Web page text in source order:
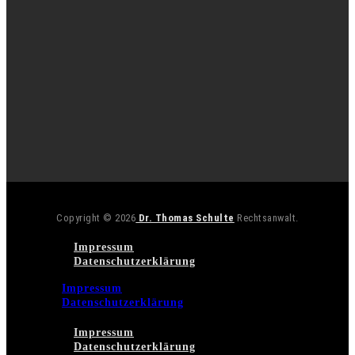
Copyright © 2026 Dr. Thomas Schulte Rechtsanwalt.
Impressum
Datenschutzerklärung
Impressum
Datenschutzerklärung
Impressum
Datenschutzerklärung